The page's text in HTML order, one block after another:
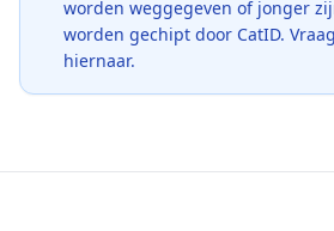
worden weggegeven of jonger
worden gechipt door CatID.
hiernaar.